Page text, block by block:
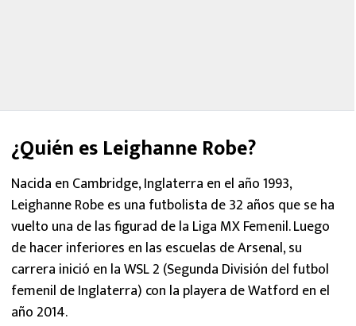
¿Quién es Leighanne Robe?
Nacida en Cambridge, Inglaterra en el año 1993,
Leighanne Robe es una futbolista de 32 años que se ha
vuelto una de las figurad de la Liga MX Femenil. Luego
de hacer inferiores en las escuelas de Arsenal, su
carrera inició en la WSL 2 (Segunda División del futbol
femenil de Inglaterra) con la playera de Watford en el
año 2014.